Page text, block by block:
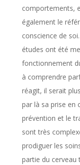
comportements,
également le
conscience de
études ont été
fonctionnement
à comprendre
réagit, il serait
par là sa prise en
prévention et le
sont très
prodiguer les
partie du cerveau